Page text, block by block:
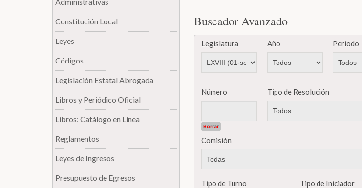
Constitución Local
Leyes
Códigos
Legislación Estatal Abrogada
Libros y Periódico Oficial
Libros: Catálogo en Línea
Reglamentos
Leyes de Ingresos
Presupuesto de Egresos
Buscador Avanzado
Legislatura Año Periodo
Número
Borrar
Tipo de Resolución
Comisión
Tipo de Turno Tipo de Iniciador